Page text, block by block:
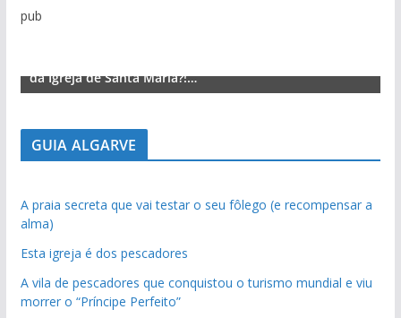
pub
da Igreja de Santa Maria?!…
GUIA ALGARVE
A praia secreta que vai testar o seu fôlego (e recompensar a
alma)
Esta igreja é dos pescadores
A vila de pescadores que conquistou o turismo mundial e viu
morrer o “Príncipe Perfeito”